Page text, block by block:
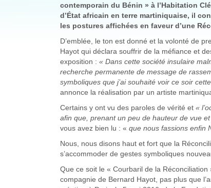
contemporain du Bénin » à l’Habitation
d’État africain en terre martiniquaise, il
les postures affichées en faveur d’une
D’emblée, le ton est donné et la volonté de
Hayot qui déclara souffrir de la méfiance et
exposition : « Dans cette société insulaire
recherche permanente de message de
symboliques que j’ai souhaité voir ce soir
annonce la réalisation par un artiste
Certains y ont vu des paroles de vérité et «
afin que, prenant un peu de hauteur de vue
vous avez bien lu : « que nous fassions enfin
Nous, nous disons haut et fort que la
s’accommoder de gestes symboliques
Que ce soit le « Courbaril de la
compagnie de Bernard Hayot, pas plus que